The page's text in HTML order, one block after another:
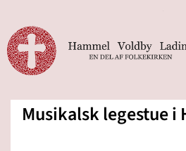
Musikalsk legestue i